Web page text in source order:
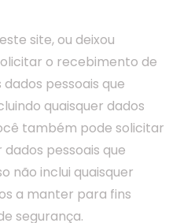
site, ou deixou
o recebimento de
pessoais que
quaisquer dados
também pode solicitar
pessoais que
não inclui quaisquer
a manter para fins
segurança.